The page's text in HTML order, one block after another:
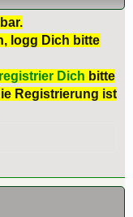
logg Dich bitte
registrier Dich bitte
Registrierung ist